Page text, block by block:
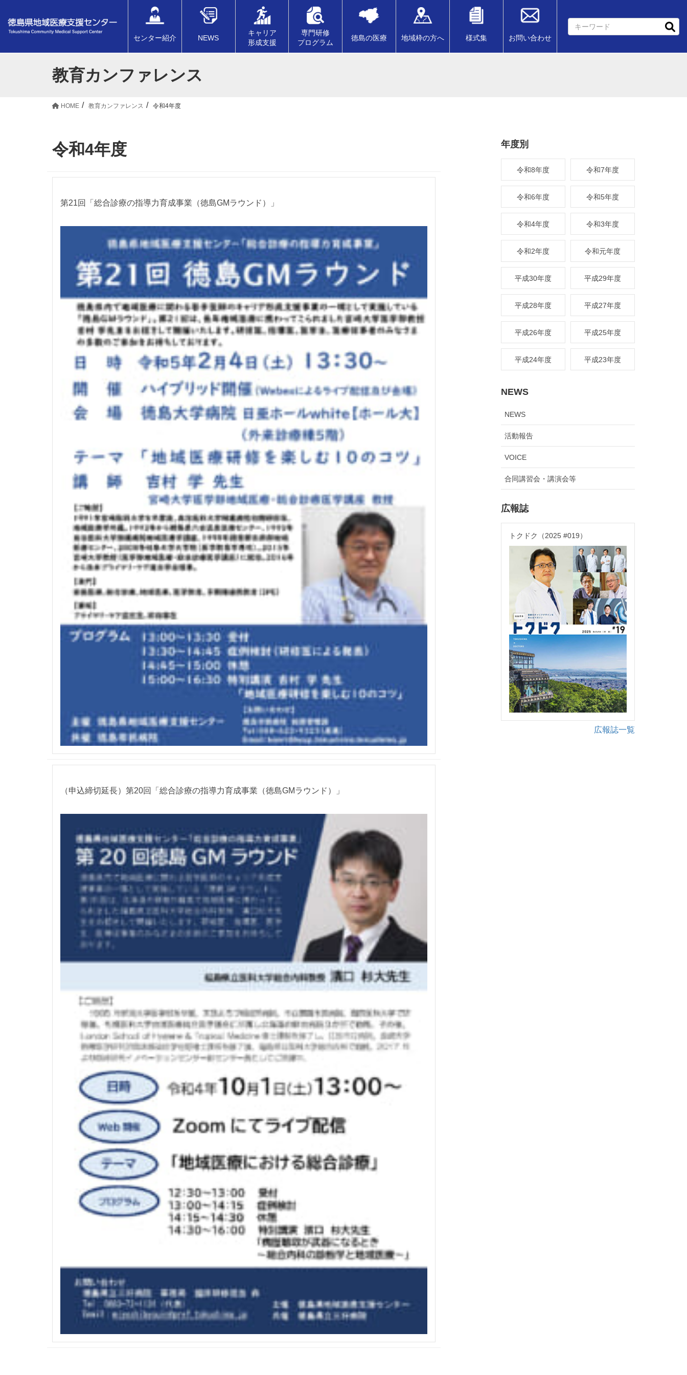
センター紹介 NEWS
キャリア
形成支援
専門研修
プログラム
徳島の医療 地域枠の方へ 様式集 お問い合わせ
教育カンファレンス
HOME 教育カンファレンス 令和4年度
令和4年度
第21回「総合診療の指導力育成事業（徳島GMラウンド）」
（申込締切延長）第20回「総合診療の指導力育成事業（徳島GMラウンド）」
年度別
令和8年度 令和7年度
令和6年度 令和5年度
令和4年度 令和3年度
令和2年度 令和元年度
平成30年度 平成29年度
平成28年度 平成27年度
平成26年度 平成25年度
平成24年度 平成23年度
NEWS
NEWS
活動報告
VOICE
合同講習会・講演会等
広報誌
トクドク（2025 #019）
広報誌一覧